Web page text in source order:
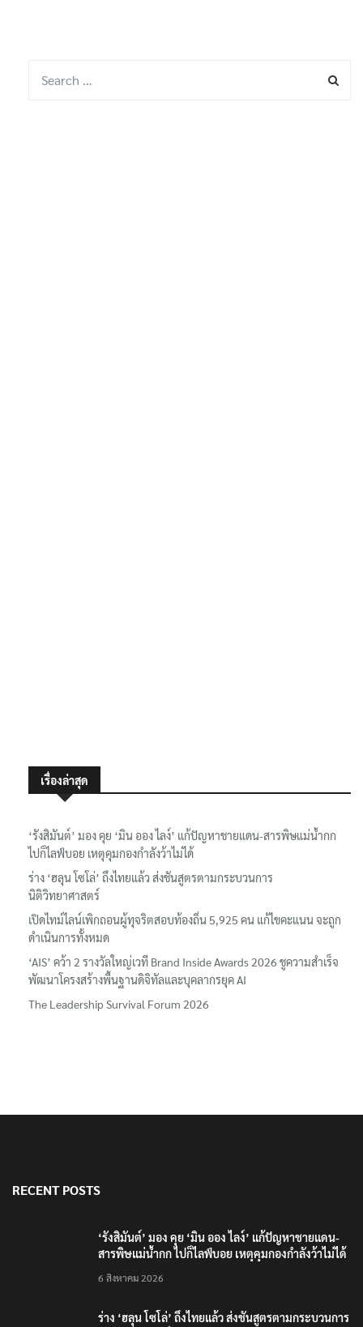
‘รังสิมันต์’ มอง คุย ‘มิน ออง ไลง์’ แก้ปัญหาชายแดน-สารพิษแม่น้ำกก
ไปก็ไลฟ์บอย เหตุคุมกองกำลังว้าไม่ได้
ร่าง ‘ฮลุน โซโล่’ ถึงไทยแล้ว ส่งชันสูตรตามกระบวนการ
นิติวิทยาศาสตร์
เปิดไทม์ไลน์เพิกถอนผู้ทุจริตสอบท้องถิ่น 5,925 คน แก้ไขคะแนน จะถูก
ดำเนินการทั้งหมด
‘AIS’ คว้า 2 รางวัลใหญ่เวที Brand Inside Awards 2026 ชูความสำเร็จ
พัฒนาโครงสร้างพื้นฐานดิจิทัลและบุคลากรยุค AI
The Leadership Survival Forum 2026
‘รังสิมันต์’ มอง คุย ‘มิน ออง ไลง์’ แก้ปัญหาชายแดน-
6 สิงหาคม 2026
นิติวิทยาศาสตร์
6 สิงหาคม 2026